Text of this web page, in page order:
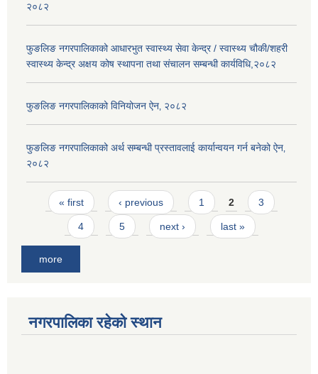
२०८२
फुङलिङ नगरपालिकाको आधारभुत स्वास्थ्य सेवा केन्द्र / स्वास्थ्य चौकी/शहरी
स्वास्थ्य केन्द्र अक्षय कोष स्थापना तथा संचालन सम्बन्धी कार्यविधि,२०८२
फुङलिङ नगरपालिकाको विनियोजन ऐन‚ २०८२
फुङलिङ नगरपालिकाको अर्थ सम्बन्धी प्रस्तावलाई कार्यान्वयन गर्न बनेको ऐन‚
२०८२
Pages
« first ‹ previous 1 2 3
4 5 next › last »
more
नगरपालिका रहेको स्थान